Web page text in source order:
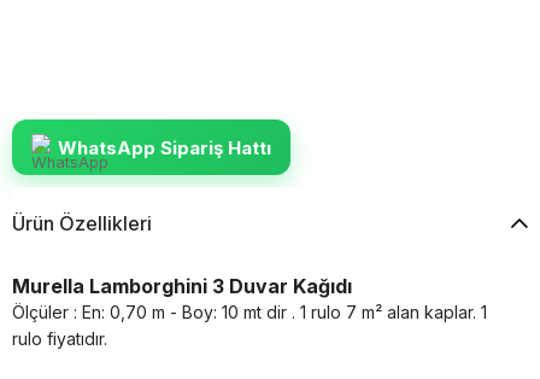
WhatsApp Sipariş Hattı
Ürün Özellikleri
Murella Lamborghini 3 Duvar Kağıdı
Ölçüler : En: 0,70 m - Boy: 10 mt dir . 1 rulo 7 m² alan kaplar. 1
rulo fiyatıdır.